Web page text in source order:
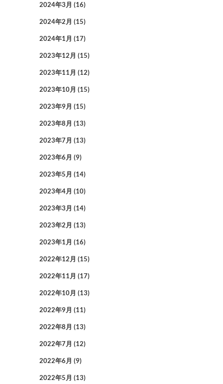
2024年3月 (16)
2024年2月 (15)
2024年1月 (17)
2023年12月 (15)
2023年11月 (12)
2023年10月 (15)
2023年9月 (15)
2023年8月 (13)
2023年7月 (13)
2023年6月 (9)
2023年5月 (14)
2023年4月 (10)
2023年3月 (14)
2023年2月 (13)
2023年1月 (16)
2022年12月 (15)
2022年11月 (17)
2022年10月 (13)
2022年9月 (11)
2022年8月 (13)
2022年7月 (12)
2022年6月 (9)
2022年5月 (13)